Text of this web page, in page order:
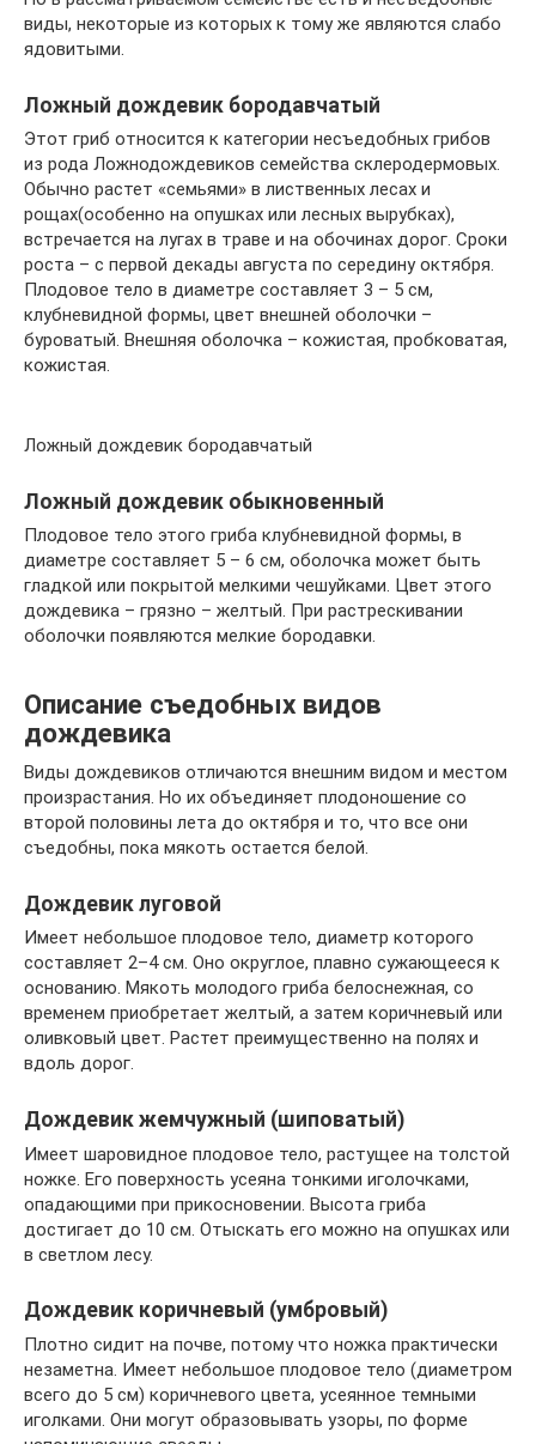
виды, некоторые из которых к тому же являются слабо
ядовитыми.
Ложный дождевик бородавчатый
Этот гриб относится к категории несъедобных грибов
из рода Ложнодождевиков семейства склеродермовых.
Обычно растет «семьями» в лиственных лесах и
рощах(особенно на опушках или лесных вырубках),
встречается на лугах в траве и на обочинах дорог. Сроки
роста – с первой декады августа по середину октября.
Плодовое тело в диаметре составляет 3 – 5 см,
клубневидной формы, цвет внешней оболочки –
буроватый. Внешняя оболочка – кожистая, пробковатая,
кожистая.
Ложный дождевик бородавчатый
Ложный дождевик обыкновенный
Плодовое тело этого гриба клубневидной формы, в
диаметре составляет 5 – 6 см, оболочка может быть
гладкой или покрытой мелкими чешуйками. Цвет этого
дождевика – грязно – желтый. При растрескивании
оболочки появляются мелкие бородавки.
Описание съедобных видов
дождевика
Виды дождевиков отличаются внешним видом и местом
произрастания. Но их объединяет плодоношение со
второй половины лета до октября и то, что все они
съедобны, пока мякоть остается белой.
Дождевик луговой
Имеет небольшое плодовое тело, диаметр которого
составляет 2–4 см. Оно округлое, плавно сужающееся к
основанию. Мякоть молодого гриба белоснежная, со
временем приобретает желтый, а затем коричневый или
оливковый цвет. Растет преимущественно на полях и
вдоль дорог.
Дождевик жемчужный (шиповатый)
Имеет шаровидное плодовое тело, растущее на толстой
ножке. Его поверхность усеяна тонкими иголочками,
опадающими при прикосновении. Высота гриба
достигает до 10 см. Отыскать его можно на опушках или
в светлом лесу.
Дождевик коричневый (умбровый)
Плотно сидит на почве, потому что ножка практически
незаметна. Имеет небольшое плодовое тело (диаметром
всего до 5 см) коричневого цвета, усеянное темными
иголками. Они могут образовывать узоры, по форме